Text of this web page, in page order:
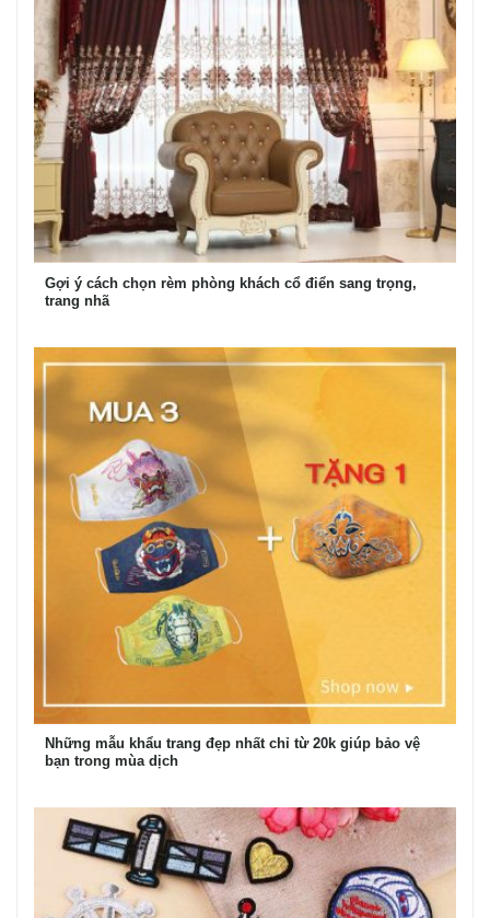
Gợi ý cách chọn rèm phòng khách cổ điển sang trọng,
trang nhã
Những mẫu khẩu trang đẹp nhất chỉ từ 20k giúp bảo vệ
bạn trong mùa dịch